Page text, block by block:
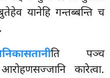
यानेहि गन्तब्बन्ति च
ति पञ्च
कारेत्वा.